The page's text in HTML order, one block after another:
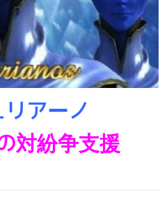
アーノ
対紛争支援